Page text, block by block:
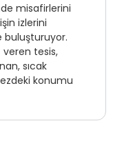
misafirlerini
izlerini
buluşturuyor.
veren tesis,
sıcak
konumu